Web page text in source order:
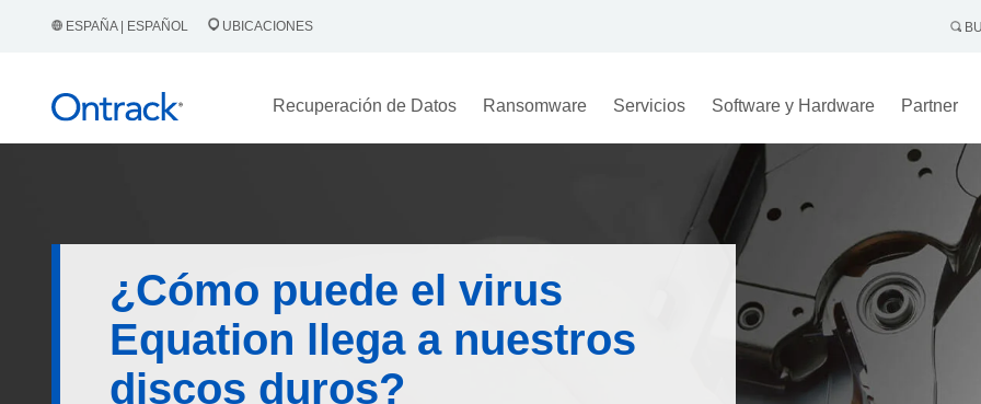
ESPAÑA | ESPAÑOL UBICACIONES
Recuperación de Datos Ransomware Servicios Software y Hardware Partner
¿Cómo puede el virus
Equation llega a nuestros
discos duros?